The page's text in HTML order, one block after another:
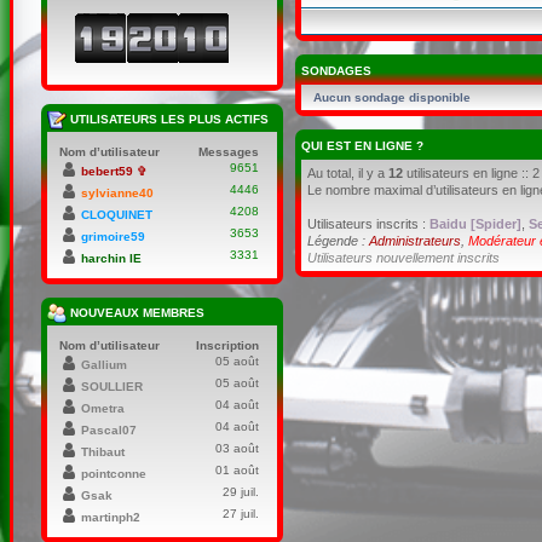
SONDAGES
Aucun sondage disponible
QUI EST EN LIGNE ?
Au total, il y a 12utilisateurs en ligne :: 2
Le nombre maximal d’utilisateurs en
Utilisateurs inscrits : Baidu [Spider]
Légende : Administrateurs, Modérateur
Utilisateurs nouvellement inscrits
UTILISATEURS LES PLUS ACTIFS
Nom d’utilisateur
Messages
bebert59 ✞
9651
sylvianne40
4446
CLOQUINET
4208
grimoire59
3653
harchin IE
3331
NOUVEAUX MEMBRES
Nom d’utilisateur
Inscription
Gallium
05 août
SOULLIER
05 août
Ometra
04 août
Pascal07
04 août
Thibaut
03 août
pointconne
01 août
Gsak
29 juil.
martinph2
27 juil.